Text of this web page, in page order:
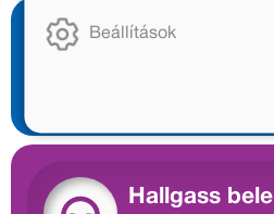
Hallgass bele
Beállítások